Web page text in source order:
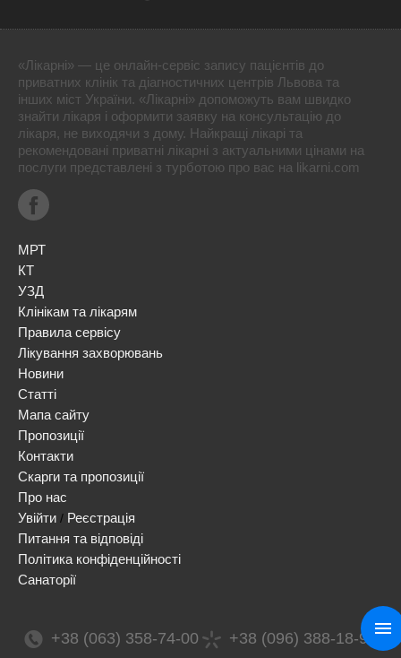
«Лікарні» — це онлайн-сервіс запису пацієнтів до
приватних клінік та діагностичних центрів Львова та
інших міст України. «Лікарні» допоможуть вам швидко
знайти лікаря і оформити заявку на консультацію до
лікаря, не виходячи з дому. Найкращі лікарі та
рекомендовані приватні лікарні з актуальними цінами на
послуги представлені з турботою про вас на likarni.com
МРТ
КТ
УЗД
Клінікам та лікарям
Правила сервісу
Лікування захворювань
Новини
Статті
Мапа сайту
Пропозиції
Контакти
Скарги та пропозиції
Про нас
Увійти / Реєстрація
Питання та відповіді
Політика конфіденційності
Санаторії
+38 (063) 358-74-00 +38 (096) 388-18-99